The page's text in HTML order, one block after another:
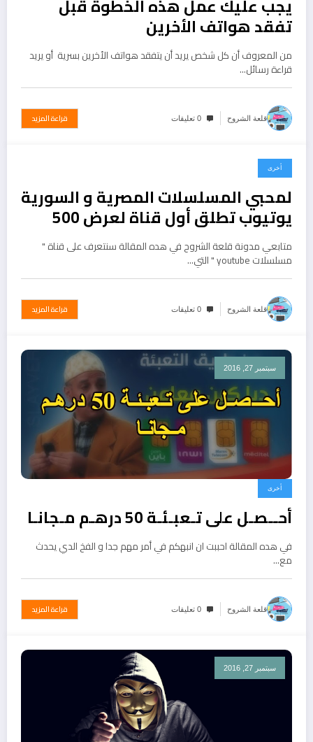
يجب عليك عمل هذه الخطوة قبل
تفقد هواتف الأخرين
من المعروف أن كل شخص يريد أن يتفقد هواتف الأخرين بسرية أو يريد
قراءة رسائل…
قلعة الشروح 0 تعليقات قراءة المزيد
سبتمبر 29, 2016
أخرى
لمحبي المسلسلات المصرية و السورية
يوتيوب تطلق أول قناة لعرض 500
مسلسل
متابعي مدونة قلعة الشروح في هده المقالة سنتعرف على قناة "
مسلسلات youtube " التي…
قلعة الشروح 0 تعليقات قراءة المزيد
سبتمبر 27, 2016
أخرى
أحــصـل على تـعبـئـة 50 درهـم مـجانـا
في هده المقالة احببت ان انبهكم في أمر مهم جدا و الفخ الدي يحدث
مع…
قلعة الشروح 0 تعليقات قراءة المزيد
سبتمبر 27, 2016